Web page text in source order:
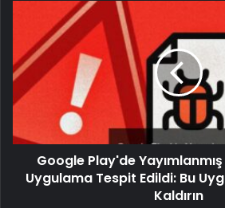
Google Play'de
Uygulama Tespit Edildi: Bu
Kaldırın